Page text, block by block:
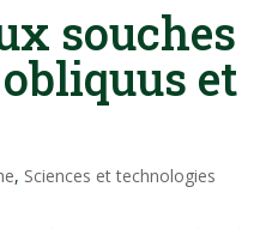
souches
et
, Sciences et technologies